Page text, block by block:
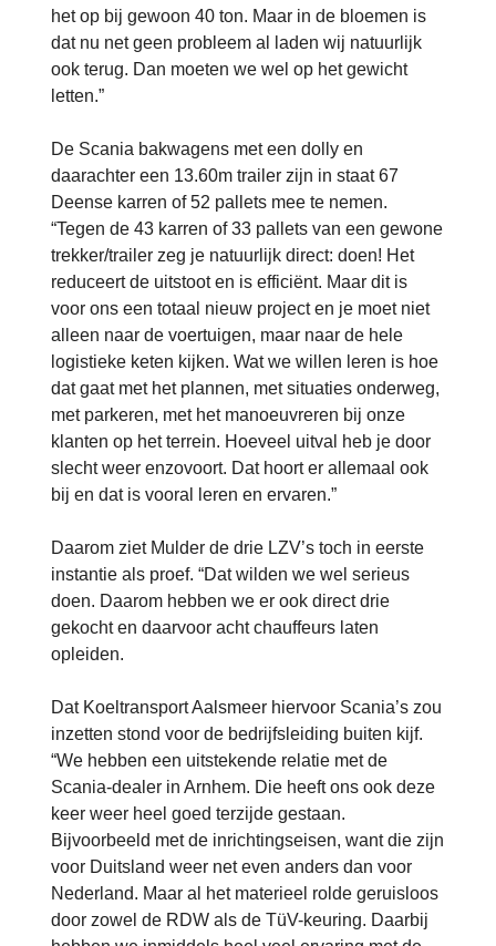
het op bij gewoon 40 ton. Maar in de bloemen is
dat nu net geen probleem al laden wij natuurlijk
ook terug. Dan moeten we wel op het gewicht
letten.”
De Scania bakwagens met een dolly en
daarachter een 13.60m trailer zijn in staat 67
Deense karren of 52 pallets mee te nemen.
“Tegen de 43 karren of 33 pallets van een gewone
trekker/trailer zeg je natuurlijk direct: doen! Het
reduceert de uitstoot en is efficiënt. Maar dit is
voor ons een totaal nieuw project en je moet niet
alleen naar de voertuigen, maar naar de hele
logistieke keten kijken. Wat we willen leren is hoe
dat gaat met het plannen, met situaties onderweg,
met parkeren, met het manoeuvreren bij onze
klanten op het terrein. Hoeveel uitval heb je door
slecht weer enzovoort. Dat hoort er allemaal ook
bij en dat is vooral leren en ervaren.”
Daarom ziet Mulder de drie LZV’s toch in eerste
instantie als proef. “Dat wilden we wel serieus
doen. Daarom hebben we er ook direct drie
gekocht en daarvoor acht chauffeurs laten
opleiden.
Dat Koeltransport Aalsmeer hiervoor Scania’s zou
inzetten stond voor de bedrijfsleiding buiten kijf.
“We hebben een uitstekende relatie met de
Scania-dealer in Arnhem. Die heeft ons ook deze
keer weer heel goed terzijde gestaan.
Bijvoorbeeld met de inrichtingseisen, want die zijn
voor Duitsland weer net even anders dan voor
Nederland. Maar al het materieel rolde geruisloos
door zowel de RDW als de TüV-keuring. Daarbij